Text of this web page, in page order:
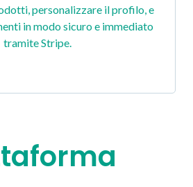
personalizzare il profilo, e
in modo sicuro e immediato
tramite Stripe.